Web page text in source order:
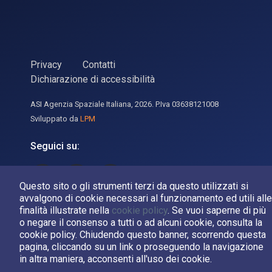
Questo sito o gli strumenti terzi da questo utilizzati si
avvalgono di cookie necessari al funzionamento ed utili alle
finalità illustrate nella cookie policy. Se vuoi saperne di più
o negare il consenso a tutti o ad alcuni cookie, consulta la
cookie policy. Chiudendo questo banner, scorrendo questa
pagina, cliccando su un link o proseguendo la navigazione
in altra maniera, acconsenti all'uso dei cookie.
Privacy
Contatti
Dichiarazione di accessibilità
ASI Agenzia Spaziale Italiana, 2026. P.Iva 03638121008
Sviluppato da LPM
Seguici su: